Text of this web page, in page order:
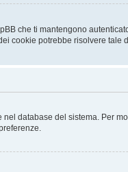
che ti mantengono
cookie potrebbe risolvere tale
database del sistema. Per